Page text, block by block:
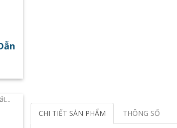
CHI TIẾT SẢN PHẨM THÔNG SỐ